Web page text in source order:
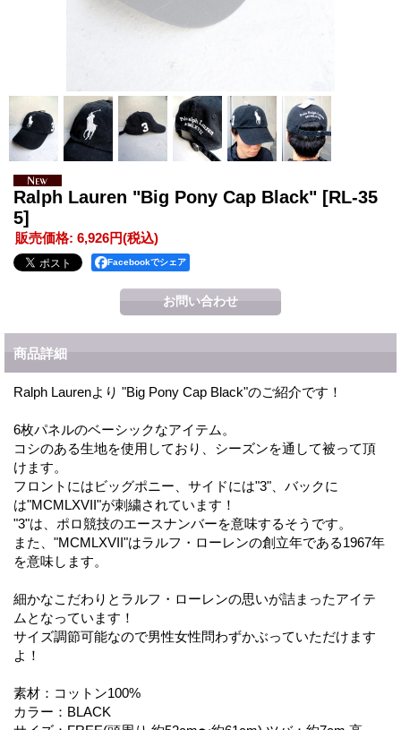
Ralph Lauren "Big Pony Cap Black" [RL-35
5]
販売価格: 6,926円(税込)
Facebookでシェア
商品詳細
Ralph Laurenより "Big Pony Cap Black"のご紹介です！
6枚パネルのベーシックなアイテム。
コシのある生地を使用しており、シーズンを通して被って頂
けます。
フロントにはビッグポニー、サイドには"3"、バックに
は"MCMLXVII"が刺繍されています！
"3"は、ポロ競技のエースナンバーを意味するそうです。
また、"MCMLXVII"はラルフ・ローレンの創立年である1967年
を意味します。
細かなこだわりとラルフ・ローレンの思いが詰まったアイテ
ムとなっています！
サイズ調節可能なので男性女性問わずかぶっていただけます
よ！
素材：コットン100%
カラー：BLACK